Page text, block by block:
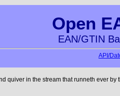
Open
EAN/GTIN
API/
quiver in the stream that runneth ever